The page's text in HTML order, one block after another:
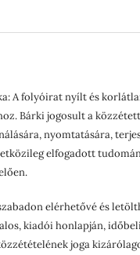
A folyóirat nyílt és
Bárki jogosult a
nyomtatására,
elfogadott
elérhetővé és
kiadói honlapján,
joga